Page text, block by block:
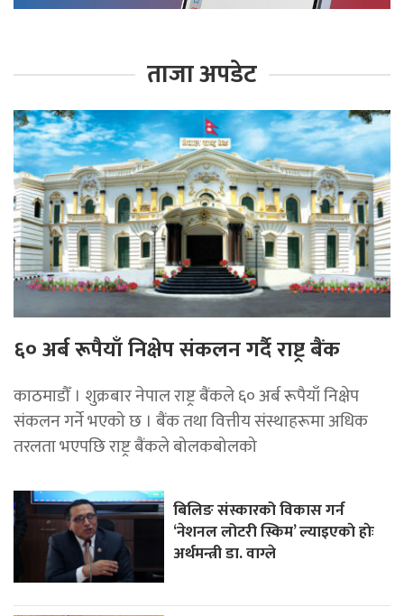
ताजा अपडेट
६० अर्ब रूपैयाँ निक्षेप संकलन गर्दै राष्ट्र बैंक
काठमाडौँ । शुक्रबार नेपाल राष्ट्र बैंकले ६० अर्ब रूपैयाँ निक्षेप
संकलन गर्ने भएको छ । बैंक तथा वित्तीय संस्थाहरूमा अधिक
तरलता भएपछि राष्ट्र बैंकले बोलकबोलको
बिलिङ संस्कारको विकास गर्न
‘नेशनल लोटरी स्किम’ ल्याइएकाे हाेः
अर्थमन्त्री डा. वाग्ले